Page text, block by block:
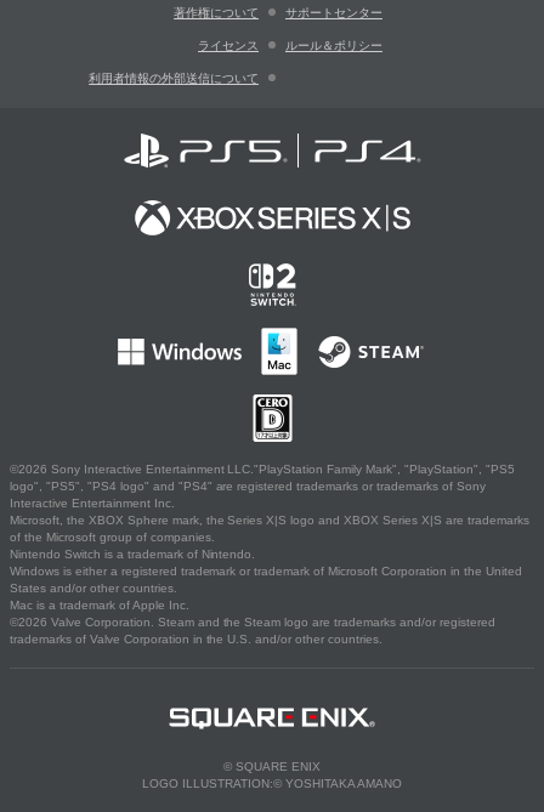
著作権について サポートセンター
ライセンス ルール＆ポリシー
利用者情報の外部送信について
©2026 Sony Interactive Entertainment LLC."PlayStation Family Mark", "PlayStation", "PS5
logo", "PS5", "PS4 logo" and "PS4" are registered trademarks or trademarks of Sony
Interactive Entertainment Inc.
Microsoft, the XBOX Sphere mark, the Series X|S logo and XBOX Series X|S are trademarks
of the Microsoft group of companies.
Nintendo Switch is a trademark of Nintendo.
Windows is either a registered trademark or trademark of Microsoft Corporation in the United
States and/or other countries.
Mac is a trademark of Apple Inc.
©2026 Valve Corporation. Steam and the Steam logo are trademarks and/or registered
trademarks of Valve Corporation in the U.S. and/or other countries.
© SQUARE ENIX
LOGO ILLUSTRATION:© YOSHITAKA AMANO